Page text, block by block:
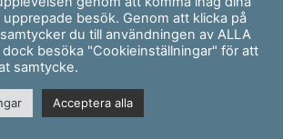
Inloggning användare
besök. Genom att klicka på
du till användningen av ALLA
besöka "Cookieinställningar" för att
samtycke.
Acceptera alla